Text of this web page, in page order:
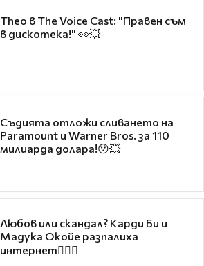
Theo в The Voice Cast: "Правен съм
в дискотека!" 👀💥
Съдията отложи сливането на
Paramount и Warner Bros. за 110
милиарда долара!😯💥
Любов или скандал? Карди Би и
Мадука Окойе разпалиха
интернет❤️‍🔥🔥